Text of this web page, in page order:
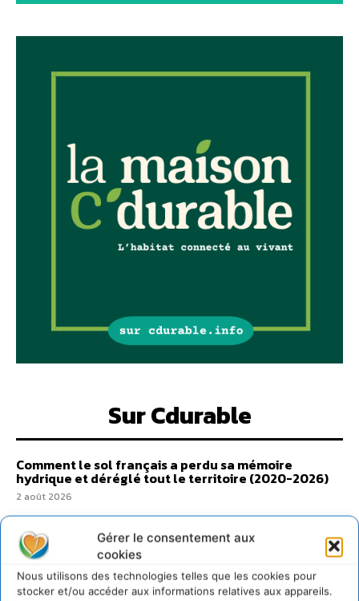
Gérer le consentement aux
cookies
Nous utilisons des technologies telles que les cookies pour
stocker et/ou accéder aux informations relatives aux appareils.
Sur Cdurable
Comment le sol français a perdu sa mémoire
hydrique et déréglé tout le territoire (2020-2026)
2 août 2026
Développer notre attention aux espèces vivantes
non humaines avec les communs de Zoepolis
30 juillet 2026
Un kit citoyen pour lever les freins au
développement des forêts comestibles dans nos